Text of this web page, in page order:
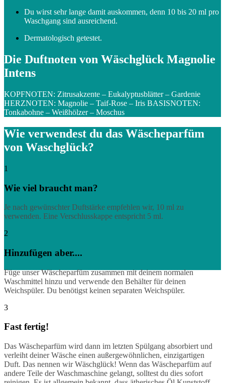
Du wirst sehr lange damit auskommen, denn 10 bis 20 ml pro
Waschgang sind ausreichend.
Dermatologisch getestet.
Die Duftnoten von Wäschglück Magnolie
Intens
KOPFNOTEN: Zitrusakzente – Eukalyptusblätter – Gardenie
HERZNOTEN: Magnolie – Taif-Rose – Iris BASISNOTEN:
Tonkabohne – Weißhölzer – Moschus
Wie verwendest du das Wäscheparfüm
von Waschglück?
1
Wie viel braucht man?
Je nach gewünschter Duftstärke empfehlen wir, 10 ml zu
verwenden. Eine Verschlusskappe entspricht 5 ml.
2
Hinzufügen aber....
Füge unser Wäscheparfüm zusammen mit deinem normalen
Waschmittel hinzu und verwende den Behälter für deinen
Weichspüler. Du benötigst keinen separaten Weichspüler.
3
Fast fertig!
Das Wäscheparfüm wird dann im letzten Spülgang absorbiert und
verleiht deiner Wäsche einen außergewöhnlichen, einzigartigen
Duft. Das nennen wir Wäschglück! Wenn das Wäscheparfüm auf
andere Teile der Waschmaschine gelangt, solltest du dies sofort